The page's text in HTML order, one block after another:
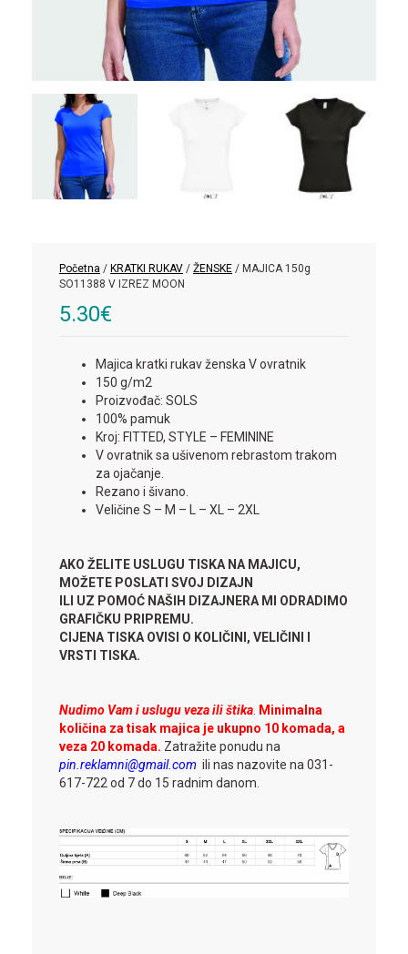
Početna / KRATKI RUKAV / ŽENSKE / MAJICA 150g
SO11388 V IZREZ MOON
5.30€
Majica kratki rukav ženska V ovratnik
150 g/m2
Proizvođač: SOLS
100% pamuk
Kroj: FITTED, STYLE – FEMININE
V ovratnik sa ušivenom rebrastom trakom
za ojačanje.
Rezano i šivano.
Veličine S – M – L – XL – 2XL
AKO ŽELITE USLUGU TISKA NA MAJICU,
MOŽETE POSLATI SVOJ DIZAJN
ILI UZ POMOĆ NAŠIH DIZAJNERA MI ODRADIMO
GRAFIČKU PRIPREMU.
CIJENA TISKA OVISI O KOLIČINI, VELIČINI I
VRSTI TISKA.
Nudimo Vam i uslugu veza ili štika. Minimalna
količina za tisak majica je ukupno 10 komada, a
veza 20 komada. Zatražite ponudu na
pin.reklamni@gmail.com ili nas nazovite na 031-
617-722 od 7 do 15 radnim danom.